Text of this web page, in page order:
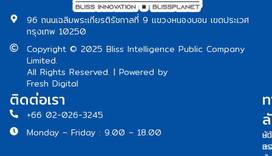
96 ถนนเฉลิมพระเกียรติรัชกาลที่ 9 แขวงหนองบอน เขตประเวศ
กรุงเทพ 10250
Copyright © 2025 Bliss Intelligence Public Company
Limited.
All Rights Reserved. | Powered by
Fresh Digital
ติดต่อเรา
+66 02-026-3245
Monday – Friday : 9.00 – 18.00
ห
แ
นัก
ล